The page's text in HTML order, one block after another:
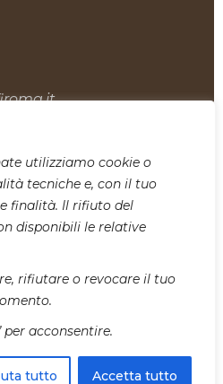
utilizziamo cookie o
tecniche e, con il tuo
finalità. Il rifiuto del
disponibili le relative
rifiutare o revocare il tuo
per acconsentire.
tutto Accetta tutto
12, 00059 Tolfa
CANALI